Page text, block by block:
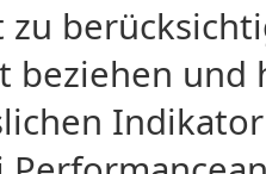
zu
beziehen